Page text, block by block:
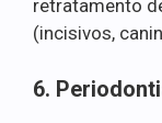
retratamento
(incisivos,
6.